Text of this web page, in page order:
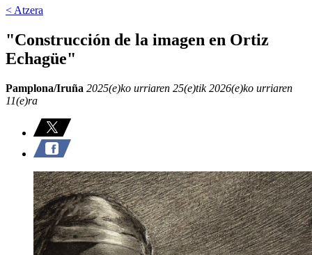
< Atzera
"Construcción de la imagen en Ortiz
Echagüe"
Pamplona/Iruña 2025(e)ko urriaren 25(e)tik 2026(e)ko urriaren
11(e)ra